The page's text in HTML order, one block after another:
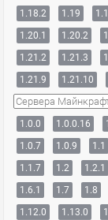
1.18.2
1.19
1.20.1
1.20.2
1.21.2
1.21.3
1.21.9
1.21.10
Сервера
1.0.0
1.0.0.16
1.0.7
1.0.9 1.1
1.1.7
1.2 1.2.1
1.6.1
1.7 1.8
1.12.0
1.13.0